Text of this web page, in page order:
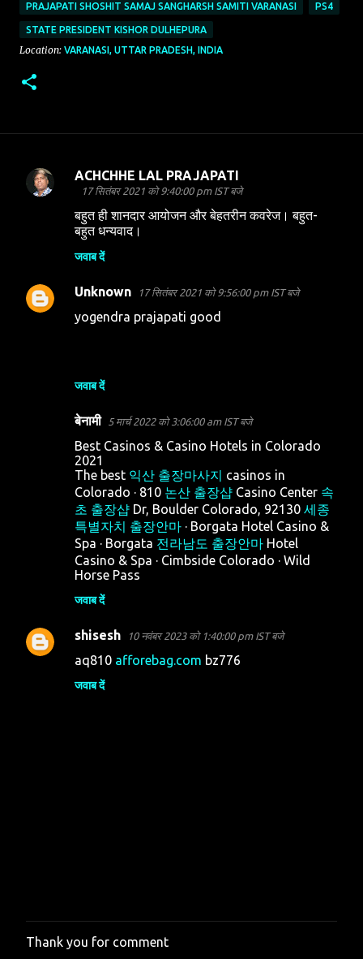
PRAJAPATI SHOSHIT SAMAJ SANGHARSH SAMITI VARANASI PS4
STATE PRESIDENT KISHOR DULHEPURA
Location: VARANASI, UTTAR PRADESH, INDIA
टि
ACHCHHE LAL PRAJAPATI
17 सितंबर 2021 को 9:40:00 pm IST बजे
बहुत ही शानदार आयोजन और बेहतरीन कवरेज। बहुत-
बहुत धन्यवाद।
जवाब दें
Unknown 17 सितंबर 2021 को 9:56:00 pm IST बजे
yogendra prajapati good
जवाब दें
बेनामी 5 मार्च 2022 को 3:06:00 am IST बजे
Best Casinos & Casino Hotels in Colorado
2021
The best 익산 출장마사지
casinos in
Colorado · 810 논산 출장샵 Casino Center 속
초 출장샵 Dr, Boulder Colorado, 92130 세종
특별자치 출장안마 · Borgata Hotel Casino &
Spa · Borgata 전라남도 출장안마 Hotel
Casino & Spa · Cimbside Colorado · Wild
Horse Pass
जवाब दें
shisesh 10 नवंबर 2023 को 1:40:00 pm IST बजे
aq810 afforebag.com bz776
जवाब दें
ए
Thank you for comment